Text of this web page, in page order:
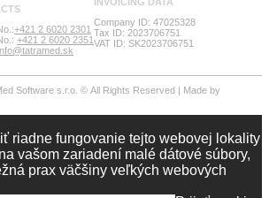
+421 2 6020 2301
+421 2 6020 2351
Company ID: 47025328
Tax ID: 2023706751
VAT ID: SK2023706751
Software s.r.o. © All Rights Reserved | Made by
riadne fungovanie tejto webovej lokality
vašom zariadení malé dátové súbory,
prax väčšiny veľkých webových